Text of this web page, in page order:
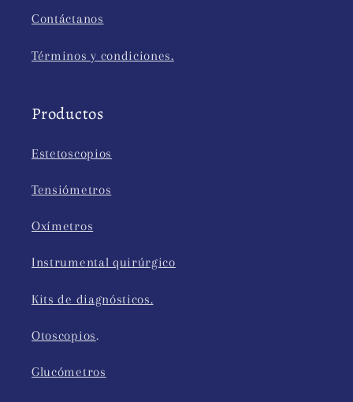
Contáctanos
Términos y condiciones.
Productos
Estetoscopios
Tensiómetros
Oxímetros
Instrumental quirúrgico
Kits de diagnósticos.
Otoscopios.
Glucómetros